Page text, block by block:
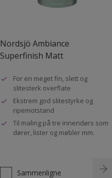
Nordsjö Ambiance
Superfinish Matt
For en meget fin, slett og
slitesterk overflate
Ekstrem god slitestyrke og
ripemotstand
Til maling på tre innendørs som
dører, lister og møbler mm.
Sammenligne